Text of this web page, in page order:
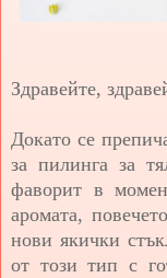
Здравейте,
Докато се
за пилинга за
фаворит в
аромата,
нови якички
от този тип с